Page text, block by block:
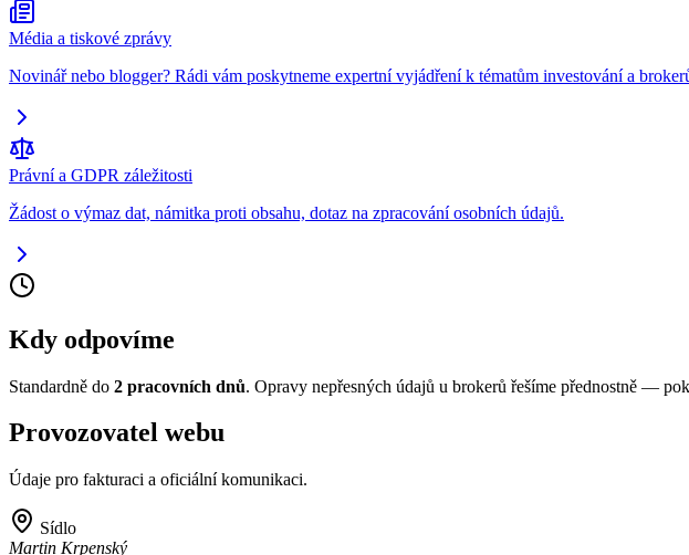
Média a tiskové zprávy
Novinář nebo blogger? Rádi vám poskytneme expertní vyjádření k tématům investování a
Právní a GDPR záležitosti
Žádost o výmaz dat, námitka proti obsahu, dotaz na zpracování osobních údajů.
Kdy odpovíme
Standardně do 2 pracovních dnů. Opravy nepřesných údajů u brokerů řešíme přednostně —
Provozovatel webu
Údaje pro fakturaci a oficiální komunikaci.
Sídlo
Martin Krpenský